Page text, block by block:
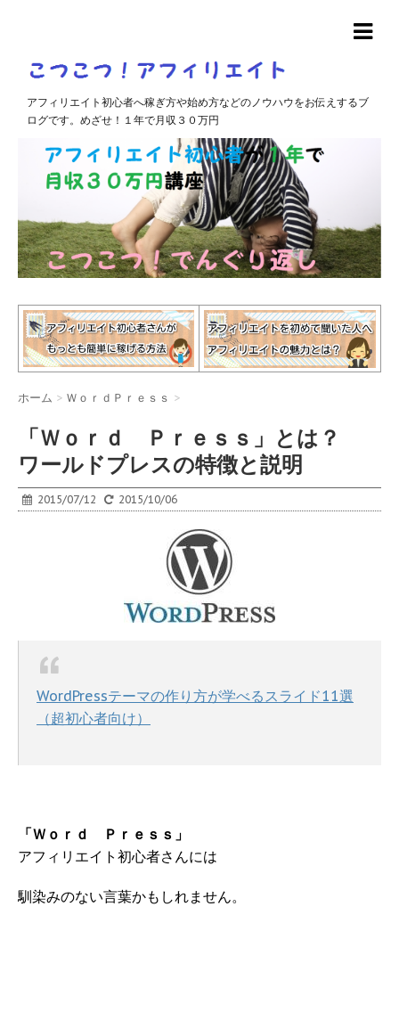
アフィリエイト初心者へ稼ぎ方や始め方などのノウハウをお伝えするブ
ログです。めざせ！１年で月収３０万円
ホーム > ＷｏｒｄＰｒｅｓｓ >
「Ｗｏｒｄ Ｐｒｅｓｓ」とは？
ワールドプレスの特徴と説明
2015/07/12 2015/10/06
WordPressテーマの作り方が学べるスライド11選
（超初心者向け）
「Ｗｏｒｄ Ｐｒｅｓｓ」
アフィリエイト初心者さんには
馴染みのない言葉かもしれません。